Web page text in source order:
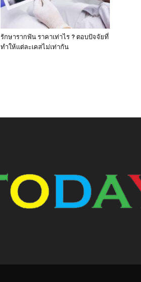
รักษารากฟัน ราคาเท่าไร ? ตอบปัจจัยที่
ทำให้แต่ละเคสไม่เท่ากัน